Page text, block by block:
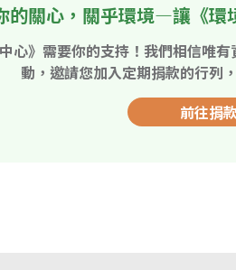
的關心，關乎環境—讓《環
中心》需要你的支持！我們相信唯
動，邀請您加入定期捐款的行列
前往捐